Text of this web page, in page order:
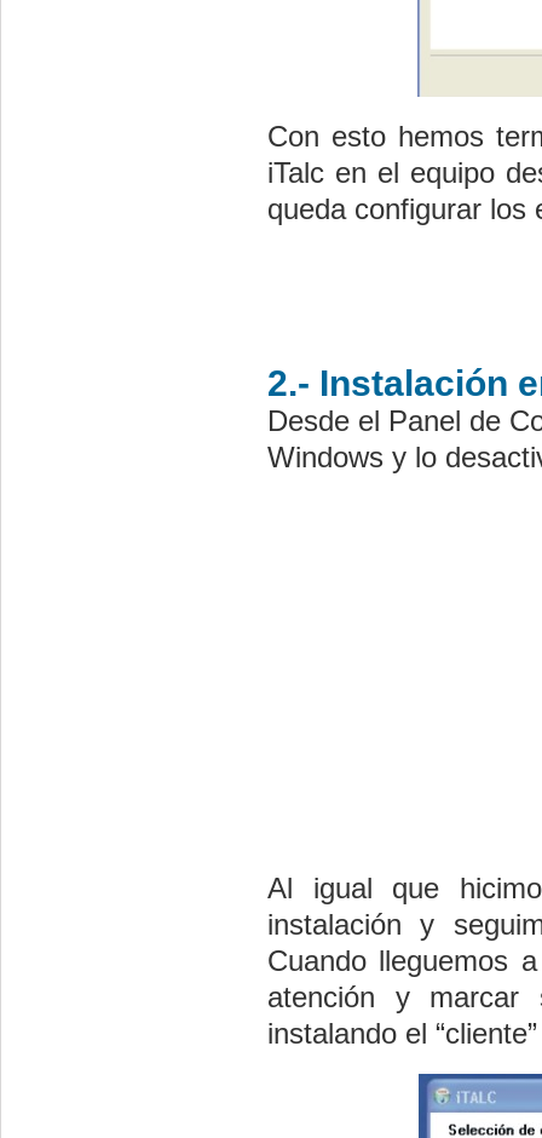
Con esto hemos
iTalc en el equipo
queda configurar los
2.- Instalación
Desde el Panel de
Windows y lo
Al igual que
instalación y
Cuando lleguemos
atención y
instalando el